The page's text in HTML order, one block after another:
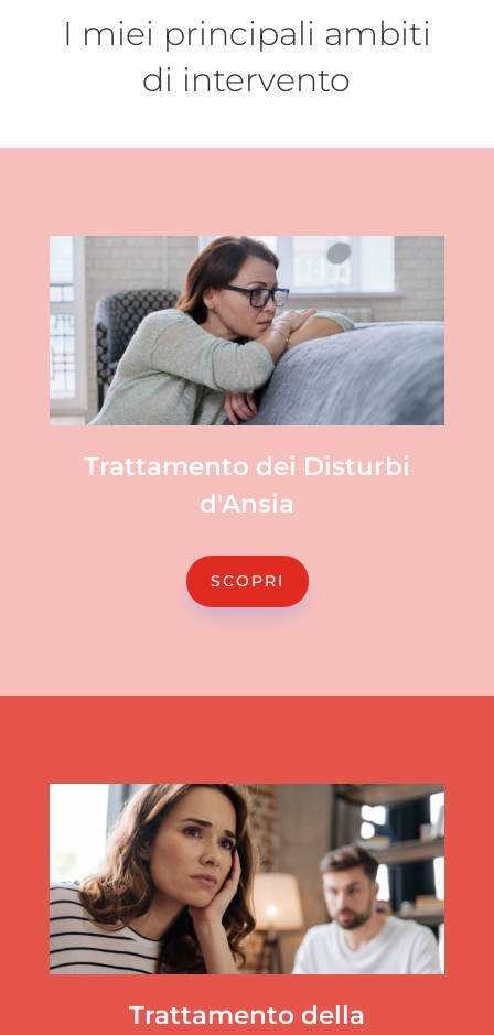
I miei principali ambiti
di intervento
Trattamento dei Disturbi
d'Ansia
SCOPRI
Trattamento della